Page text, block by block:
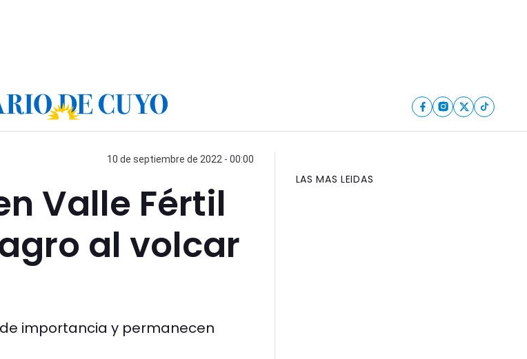
10 de septiembre de 2022 - 00:00
Valle Fértil
al volcar
importancia y permanecen
LAS MAS LEIDAS